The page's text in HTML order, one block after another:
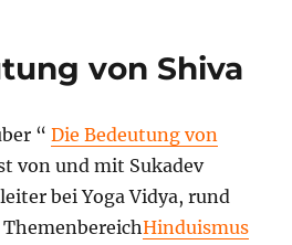
von Shiva
“Die Bedeutung von
von und mit Sukadev
bei Yoga Vidya, rund
ThemenbereichHinduismus